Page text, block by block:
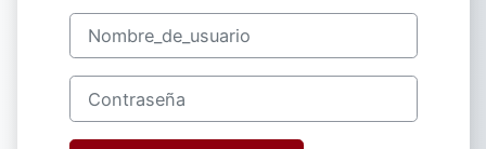
Nombre_de_usuario
Contraseña